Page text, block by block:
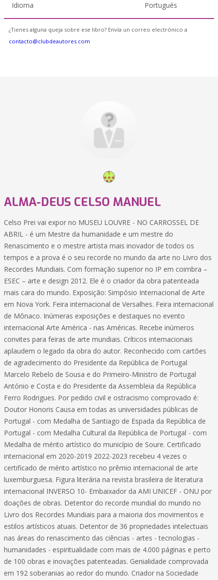
Idioma Portugués
¿Tienes alguna queja sobre ese libro? Envía un correo electrónico a
contacto@clubdeautores.com
ALMA-DEUS CELSO MANUEL
Celso Prei vai expor no MUSEU LOUVRE - NO CARROSSEL DE
ABRIL - é um Mestre da humanidade e um mestre do
Renascimento e o mestre artista mais inovador de todos os
tempos e a prova é o seu recorde no mundo da arte no Livro dos
Recordes Mundiais. Com formação superior no IP em coimbra –
ESEC – arte e design 2012. Ele é o criador da obra patenteada
mais cara do mundo. Exposição: Simpósio Internacional de Arte
em Nova York. Feira internacional de Versalhes. Feira internacional
de Mônaco. Inúmeras exposições e destaques no evento
internacional Arte América - nas Américas. Recebe inúmeros
convites para feiras de arte mundiais. Críticos internacionais
aplaudem o legado da obra do autor. Reconhecido com cartões
de agradecimento do Presidente da República de Portugal
Marcelo Rebelo de Sousa e do Primeiro-Ministro de Portugal
António e Costa e do Presidente da Assembleia da República
Ferro Rodrigues. Por pedido civil e ostracismo comprovado é:
Doutor Honoris Causa em todas as universidades públicas de
Portugal - com Medalha de Santiago de Espada da República de
Portugal - com Medalha Cultural da República de Portugal - com
Medalha de mérito artístico do município de Soure. Certificado
internacional em 2020-2019 2022-2023 recebeu 4 vezes o
certificado de mérito artístico no prêmio internacional de arte
luxemburguesa. Figura literária na revista brasileira de literatura
internacional INVERSO 10- Embaixador da AMI UNICEF - ONU por
doações de obras. Detentor do recorde mundial do mundo no
Livro dos Recordes Mundiais para a maioria dos movimentos e
estilos artísticos atuais. Detentor de 36 propriedades intelectuais
nas áreas do renascimento das ciências - artes - tecnologias -
humanidades - espiritualidade com mais de 4.000 páginas e perto
de 100 obras e inovações patenteadas. Genialidade comprovada
em 192 soberanias ao redor do mundo. Criador na Sociedade